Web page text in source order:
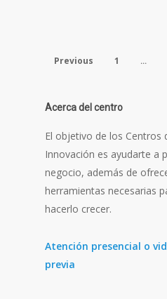
Previous 1 …
Acerca del centro
El objetivo de los Centros
Innovación es ayudarte a
negocio, además de
herramientas necesarias
hacerlo crecer.
Atención presencial o
previa